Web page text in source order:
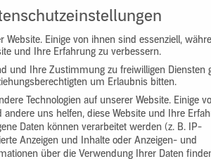
Produktbeschreibung
Website. Einige von ihnen sind essenziell,
und Ihre Erfahrung zu verbessern.
und Ihre Zustimmung zu freiwilligen Diensten
um Erlaubnis bitten.
Technologien auf unserer Website. Einige
uns helfen, diese Website und Ihre
Daten können verarbeitet werden (z. B. IP-
Anzeigen und Inhalte oder Anzeigen- und
über die Verwendung Ihrer Daten